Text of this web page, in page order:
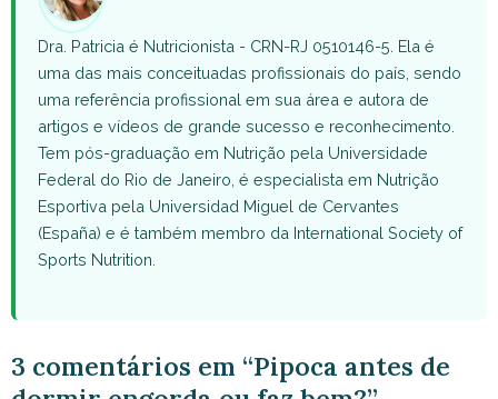
Dra. Patricia é Nutricionista - CRN-RJ 0510146-5. Ela é
uma das mais conceituadas profissionais do país, sendo
uma referência profissional em sua área e autora de
artigos e vídeos de grande sucesso e reconhecimento.
Tem pós-graduação em Nutrição pela Universidade
Federal do Rio de Janeiro, é especialista em Nutrição
Esportiva pela Universidad Miguel de Cervantes
(España) e é também membro da International Society of
Sports Nutrition.
3 comentários em “Pipoca antes de